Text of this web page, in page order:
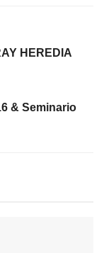
HEREDIA
& Seminario